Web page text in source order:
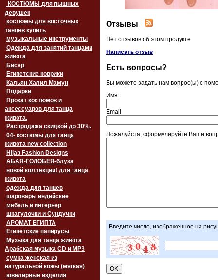
девушек
костюмы для восточных
танцев купить
музыкальные инструменты
Одежда для занятий танцами
живота
Бисер
Египетские коврики
Кальян Халил Мамун
Подарки
Прокат костюмов и
аксессуаров для танца
живота.
Распродажа скидкой до 30%.
04- костюмы для танца
живота new collection
Hijab Fashion Designs
АБАЯ-ГОЛОБЕЯ-блуза
новой коллекции! для танца
живота
одежда для танцев
шаровары индийские
мебель и интерьер
шкатулочки и Сундучки
АРОМАТ ЕГИПТА
Египетские папирусы
Музыка для танца живота
Арабская музыка CD и MP3
сумка женская из
натуральной кожы (мягкая)
ювелирные изделия
Отзывы
Нет отзывов об этом продукте
Написать отзыв
Есть вопросы?
Вы можете задать нам вопрос(ы) с
Имя:
Email
Пожалуйста, сформулируйте Ваши
Введите число, изображенное на